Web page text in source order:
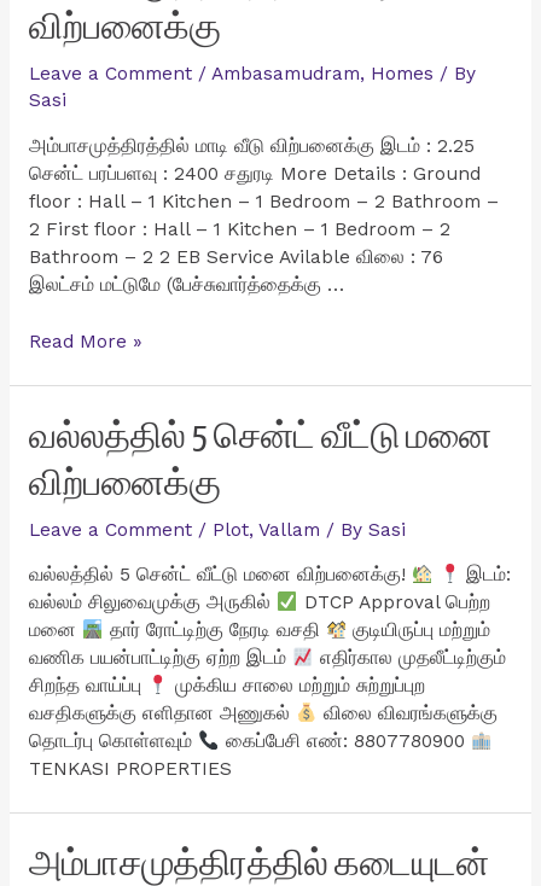
விற்பனைக்கு
Leave a Comment / Ambasamudram, Homes / By
Sasi
அம்பாசமுத்திரத்தில் மாடி வீடு விற்பனைக்கு இடம் : 2.25
சென்ட் பரப்பளவு : 2400 சதுரடி More Details : Ground
floor : Hall – 1 Kitchen – 1 Bedroom – 2 Bathroom –
2 First floor : Hall – 1 Kitchen – 1 Bedroom – 2
Bathroom – 2 2 EB Service Avilable விலை : 76
இலட்சம் மட்டுமே (பேச்சுவார்த்தைக்கு …
அம்பாசமுத்திரத்தில்
விற்பனைக்கு
Read More »
வல்லத்தில் 5 சென்ட் வீட்டு மனை
விற்பனைக்கு
Leave a Comment / Plot, Vallam / By Sasi
வல்லத்தில் 5 சென்ட் வீட்டு மனை விற்பனைக்கு!
இடம்:
வல்லம் சிலுவைமுக்கு அருகில்
DTCP Approval பெற்ற
மனை
தார் ரோட்டிற்கு நேரடி வசதி
குடியிருப்பு மற்றும்
வணிக பயன்பாட்டிற்கு ஏற்ற இடம்
எதிர்கால முதலீட்டிற்கும்
சிறந்த வாய்ப்பு
முக்கிய சாலை மற்றும் சுற்றுப்புற
வசதிகளுக்கு எளிதான அணுகல்
விலை விவரங்களுக்கு
தொடர்பு கொள்ளவும்
கைப்பேசி எண்: 8807780900
TENKASI PROPERTIES
அம்பாசமுத்திரத்தில் கடையுடன்